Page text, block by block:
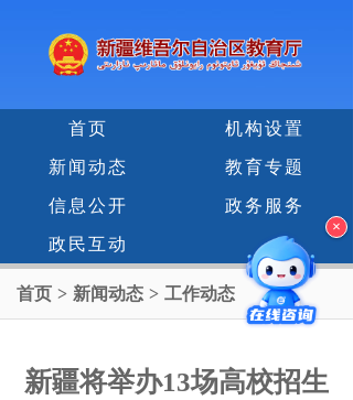
首页 机构设置
新闻动态 教育专题
信息公开 政务服务
政民互动
首页 > 新闻动态 > 工作动态
新疆将举办13场高校招生
×